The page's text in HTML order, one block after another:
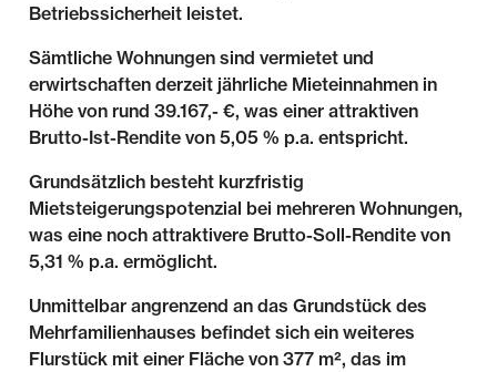
Betriebssicherheit leistet.
Sämtliche Wohnungen sind vermietet und
erwirtschaften derzeit jährliche Mieteinnahmen in
Höhe von rund 39.167,- €, was einer attraktiven
Brutto-Ist-Rendite von 5,05 % p.a. entspricht.
Grundsätzlich besteht kurzfristig
Mietsteigerungspotenzial bei mehreren Wohnungen,
was eine noch attraktivere Brutto-Soll-Rendite von
5,31 % p.a. ermöglicht.
Unmittelbar angrenzend an das Grundstück des
Mehrfamilienhauses befindet sich ein weiteres
Flurstück mit einer Fläche von 377 m², das im